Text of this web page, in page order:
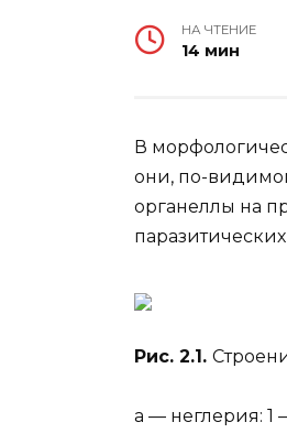
НА ЧТЕНИЕ
14 мин
В
они, по-
органеллы на
Рис. 2.1.
а — неглерия: 1